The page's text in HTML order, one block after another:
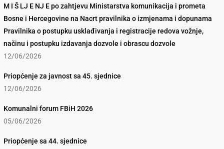
M I Š LJ E NJ E po zahtjevu Ministarstva komunikacija i prometa
Bosne i Hercegovine na Nacrt pravilnika o izmjenama i dopunama
Pravilnika o postupku usklađivanja i registracije redova vožnje,
načinu i postupku izdavanja dozvole i obrascu dozvole
12/06/2026
Priopćenje za javnost sa 45. sjednice
12/06/2026
Komunalni forum FBiH 2026
05/06/2026
Priopćenje sa 44. sjednice